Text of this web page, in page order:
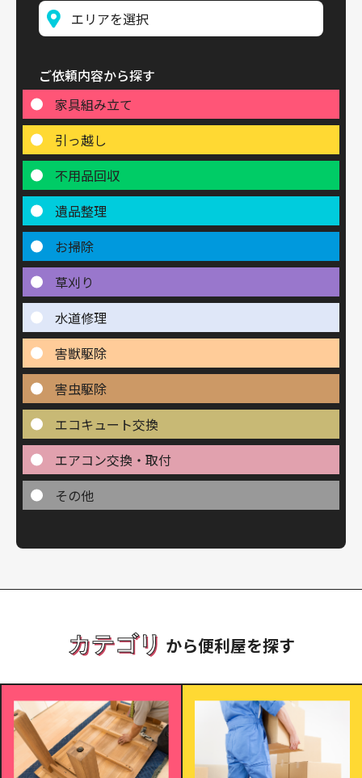
ご依頼内容から探す
家具組み立て
引っ越し
不用品回収
遺品整理
お掃除
草刈り
水道修理
害獣駆除
害虫駆除
エコキュート交換
エアコン交換・取付
その他
カテゴリ から便利屋を探す